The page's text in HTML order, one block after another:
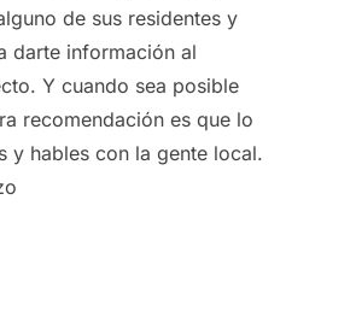
de sus residentes y
darte información al
Y cuando sea posible
recomendación es que lo
y hables con la gente local.